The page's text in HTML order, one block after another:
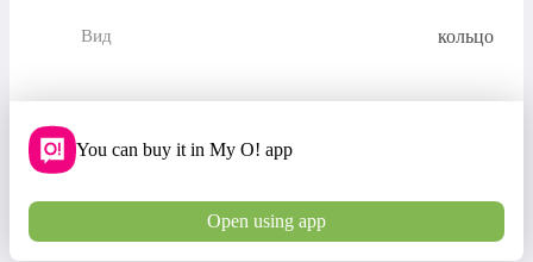
Вид кольцо
You can buy it in My O! app
Open using app